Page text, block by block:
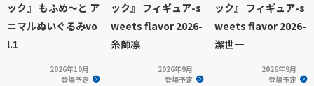
ック』 もふめ～と ア
ニマルぬいぐるみvo
l.1
2026年10月
登場予定
ック』 フィギュア-s
weets flavor 2026-
糸師凛
2026年9月
登場予定
ック』 フィギュア-s
weets flavor 2026-
潔世一
2026年9月
登場予定